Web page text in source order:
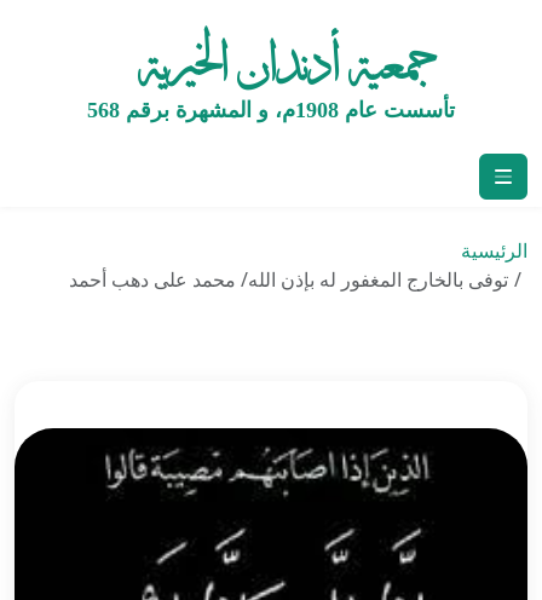
جمعية أدندان الخيرية
تأسست عام 1908م، و المشهرة برقم 568
الرئيسية
توفى بالخارج المغفور له بإذن الله/ محمد على دهب أحمد